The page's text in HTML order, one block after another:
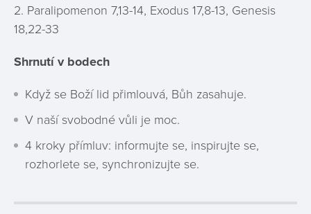
2. Paralipomenon 7,13-14, Exodus 17,8-13, Genesis
18,22-33
Shrnutí v bodech
Když se Boží lid přimlouvá, Bůh zasahuje.
V naší svobodné vůli je moc.
4 kroky přímluv: informujte se, inspirujte se,
rozhorlete se, synchronizujte se.